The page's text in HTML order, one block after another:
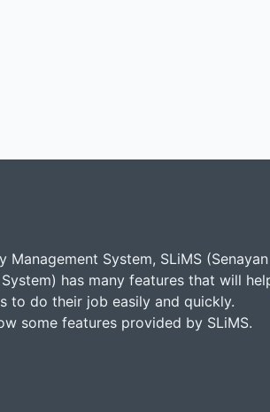
Management System, SLiMS (Senayan
has many features that will
to do their job easily and quickly.
some features provided by SLiMS.